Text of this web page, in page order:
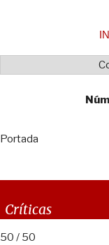
Portada
Críticas
50 / 50